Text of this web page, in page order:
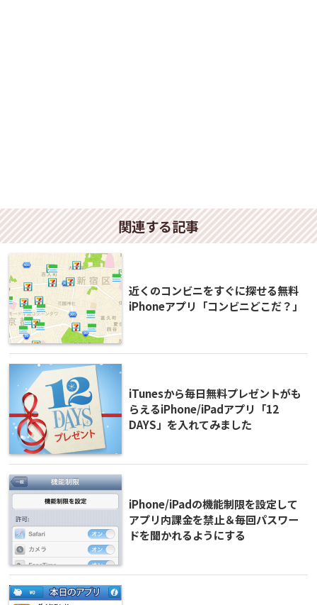
関連する記事
近くのコンビニをすぐに探せる無料
iPhoneアプリ「コンビニどこだ？」
iTunesから毎日無料プレゼントがも
らえるiPhone/iPadアプリ「12
DAYS」を入れてみました
iPhone/iPadの機能制限を設定して
アプリ内課金を禁止＆毎回パスワー
ドを聞かれるようにする